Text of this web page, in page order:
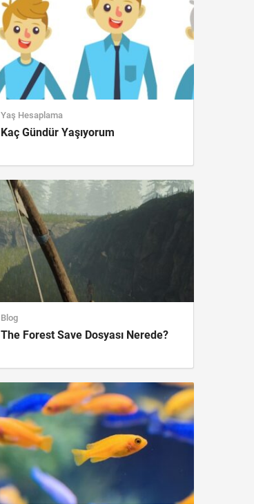
Yaş Hesaplama
Kaç Gündür Yaşıyorum
Blog
The Forest Save Dosyası Nerede?